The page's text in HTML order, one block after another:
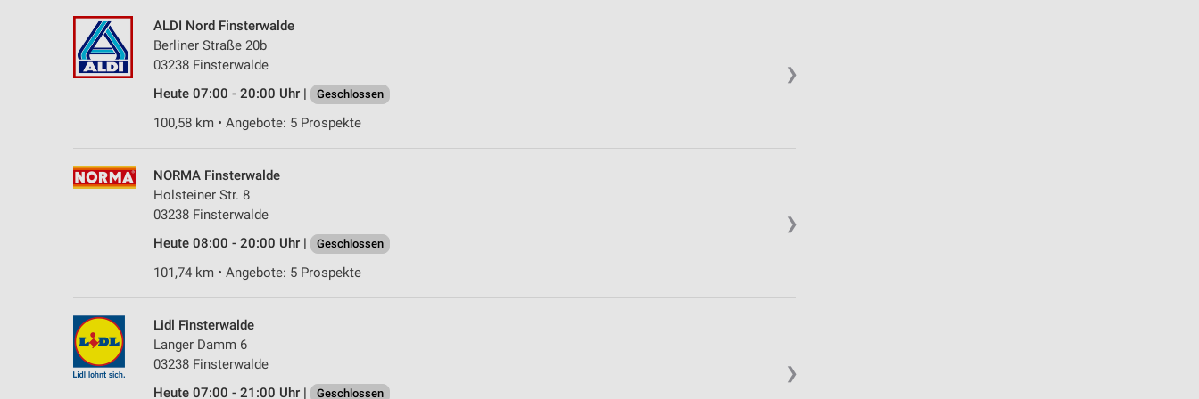
❯
ALDI Nord Finsterwalde
Berliner Straße 20b
03238 Finsterwalde
Heute 07:00 - 20:00 Uhr |
Geschlossen
100,58 km • Angebote: 5 Prospekte
❯
NORMA Finsterwalde
Holsteiner Str. 8
03238 Finsterwalde
Heute 08:00 - 20:00 Uhr |
Geschlossen
101,74 km • Angebote: 5 Prospekte
❯
Lidl Finsterwalde
Langer Damm 6
03238 Finsterwalde
Heute 07:00 - 21:00 Uhr |
Geschlossen